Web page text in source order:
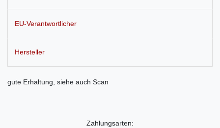
EU-Verantwortlicher
Hersteller
gute Erhaltung, siehe auch Scan
Zahlungsarten: